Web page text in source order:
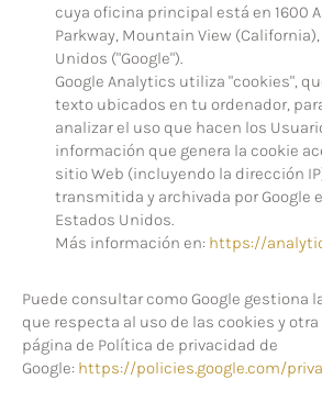
cuya oficina principal está en 1600
Parkway, Mountain View
Unidos ("Google").
Google Analytics utiliza "cookies",
texto ubicados en tu ordenador,
analizar el uso que hacen los
información que genera la cookie
sitio Web (incluyendo la dirección
transmitida y archivada por Google
Estados Unidos.
Más información en: https://
Puede consultar como Google gestiona
que respecta al uso de las cookies y
página de Política de privacidad de
Google: https://policies.google.com/